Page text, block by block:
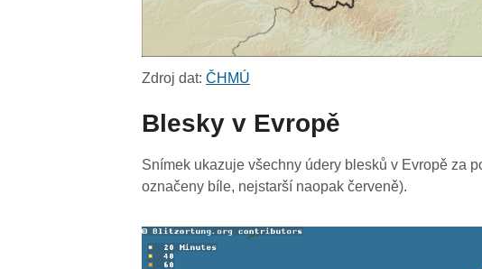
Zdroj dat:ČHMÚ
Blesky v Evropě
Snímek ukazuje všechny údery blesků v Evropě za
označeny bíle, nejstarší naopak červeně).